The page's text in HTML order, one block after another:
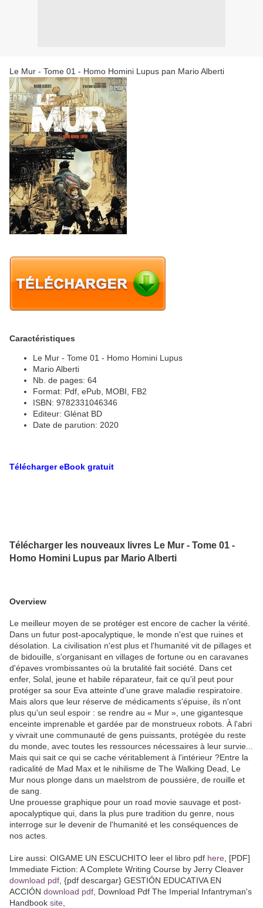
Le Mur - Tome 01 - Homo Homini Lupus pan Mario Alberti
Caractéristiques
Le Mur - Tome 01 - Homo Homini Lupus
Mario Alberti
Nb. de pages: 64
Format: Pdf, ePub, MOBI, FB2
ISBN: 9782331046346
Editeur: Glénat BD
Date de parution: 2020
Télécharger eBook gratuit
Télécharger les nouveaux livres Le Mur - Tome 01 -
Homo Homini Lupus par Mario Alberti
Overview
Le meilleur moyen de se protéger est encore de cacher la vérité.
Dans un futur post-apocalyptique, le monde n'est que ruines et
désolation. La civilisation n'est plus et l'humanité vit de pillages et
de bidouille, s'organisant en villages de fortune ou en caravanes
d'épaves vrombissantes où la brutalité fait société. Dans cet
enfer, Solal, jeune et habile réparateur, fait ce qu'il peut pour
protéger sa sour Eva atteinte d'une grave maladie respiratoire.
Mais alors que leur réserve de médicaments s'épuise, ils n'ont
plus qu'un seul espoir : se rendre au « Mur », une gigantesque
enceinte imprenable et gardée par de monstrueux robots. À l'abri
y vivrait une communauté de gens puissants, protégée du reste
du monde, avec toutes les ressources nécessaires à leur survie...
Mais qui sait ce qui se cache véritablement à l'intérieur ?Entre la
radicalité de Mad Max et le nihilisme de The Walking Dead, Le
Mur nous plonge dans un maelstrom de poussière, de rouille et
de sang.
Une prouesse graphique pour un road movie sauvage et post-
apocalyptique qui, dans la plus pure tradition du genre, nous
interroge sur le devenir de l'humanité et les conséquences de
nos actes.
Lire aussi: OIGAME UN ESCUCHITO leer el libro pdf here , [PDF]
Immediate Fiction: A Complete Writing Course by Jerry Cleaver
download pdf , {pdf descargar} GESTIÓN EDUCATIVA EN
ACCIÓN download pdf , Download Pdf The Imperial Infantryman's
Handbook site